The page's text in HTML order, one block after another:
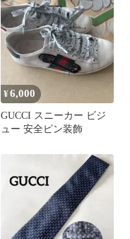
¥6,000
GUCCI スニーカー ビジ
ュー 安全ピン装飾